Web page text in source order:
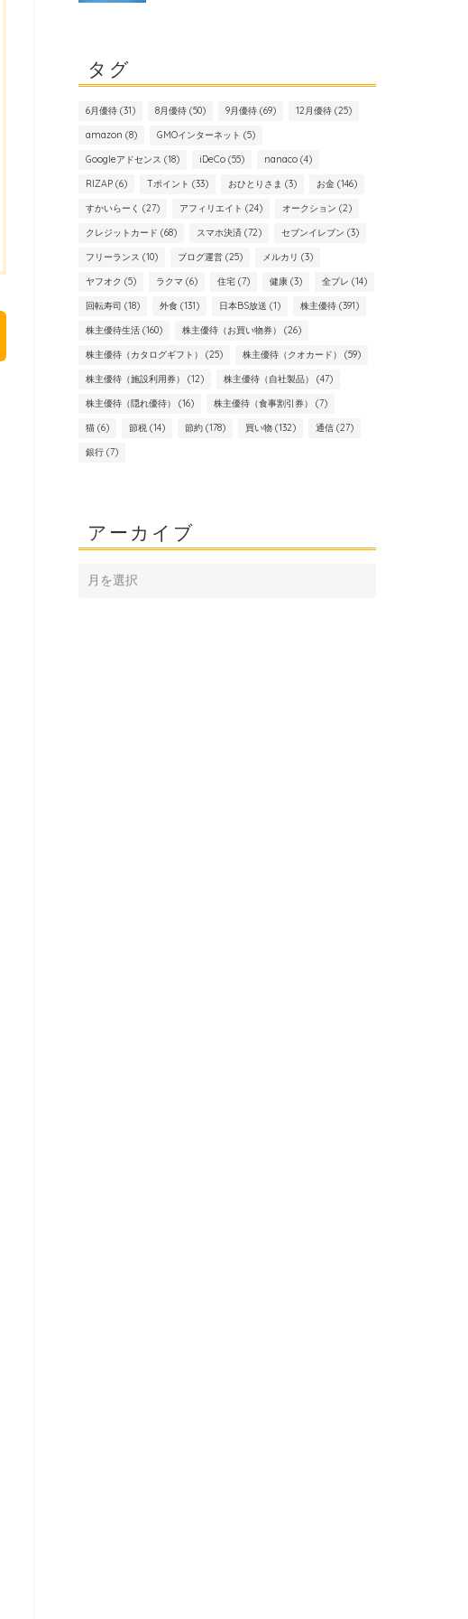
タグ
6月優待(31) 8月優待(50) 9月優待(69) 12月優待(25)
amazon (8) GMOインターネット (5)
Googleアドセンス (18) iDeCo(55) nanaco(4)
RIZAP(6) Tポイント (33) おひとりさま (3) お金(146)
すかいらーく (27) アフィリエイト (24) オークション (2)
クレジットカード (68) スマホ決済(72) セブンイレブン (3)
フリーランス (10) ブログ運営(25) メルカリ (3)
ヤフオク (5) ラクマ (6) 住宅(7) 健康(3) 全プレ (14)
回転寿司 (18) 外食(131) 日本BS放送 (1) 株主優待(391)
株主優待生活(160) 株主優待（お買い物券） (26)
株主優待（カタログギフト） (25) 株主優待（クオカード） (59)
株主優待（施設利用券） (12) 株主優待（自社製品） (47)
株主優待（隠れ優待） (16) 株主優待（食事割引券） (7)
猫(6) 節税(14) 節約(178) 買い物(132) 通信(27)
銀行(7)
アーカイブ